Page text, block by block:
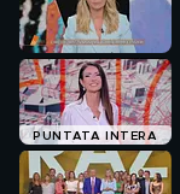
PUNTATA INTERA